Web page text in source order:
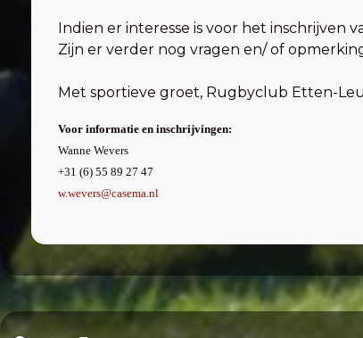
Indien er interesse is voor het inschrijven
Zijn er verder nog vragen en/ of
Met sportieve groet, Rugbyclub Etten-
Voor informatie en inschrijvingen:
Wanne Wevers
+31 (6) 55 89 27 47
w.wevers@casema.nl